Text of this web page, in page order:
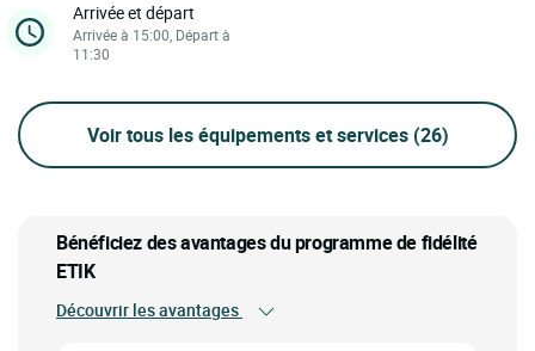
Arrivée et départ
Arrivée à 15:00, Départ à
11:30
Voir tous les équipements et services (26)
Bénéficiez des avantages du programme de fidélité
ETIK
Découvrir les avantages